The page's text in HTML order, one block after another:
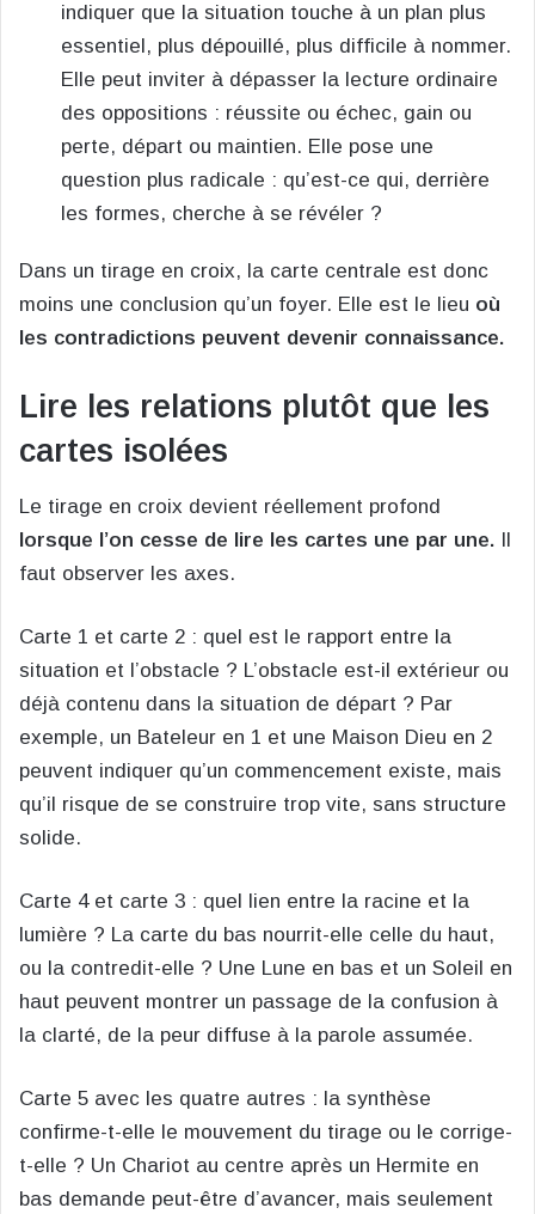
indiquer que la situation touche à un plan plus
essentiel, plus dépouillé, plus difficile à nommer.
Elle peut inviter à dépasser la lecture ordinaire
des oppositions : réussite ou échec, gain ou
perte, départ ou maintien. Elle pose une
question plus radicale : qu’est-ce qui, derrière
les formes, cherche à se révéler ?
Dans un tirage en croix, la carte centrale est donc
moins une conclusion qu’un foyer. Elle est le lieu où
les contradictions peuvent devenir connaissance.
Lire les relations plutôt que les
cartes isolées
Le tirage en croix devient réellement profond
lorsque l’on cesse de lire les cartes une par une. Il
faut observer les axes.
Carte 1 et carte 2 : quel est le rapport entre la
situation et l’obstacle ? L’obstacle est-il extérieur ou
déjà contenu dans la situation de départ ? Par
exemple, un Bateleur en 1 et une Maison Dieu en 2
peuvent indiquer qu’un commencement existe, mais
qu’il risque de se construire trop vite, sans structure
solide.
Carte 4 et carte 3 : quel lien entre la racine et la
lumière ? La carte du bas nourrit-elle celle du haut,
ou la contredit-elle ? Une Lune en bas et un Soleil en
haut peuvent montrer un passage de la confusion à
la clarté, de la peur diffuse à la parole assumée.
Carte 5 avec les quatre autres : la synthèse
confirme-t-elle le mouvement du tirage ou le corrige-
t-elle ? Un Chariot au centre après un Hermite en
bas demande peut-être d’avancer, mais seulement